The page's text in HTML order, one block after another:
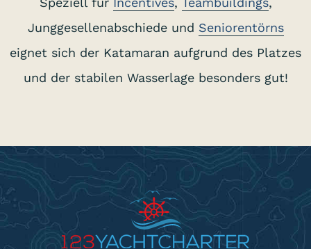
Junggesellenabschiede und Seniorentörns
eignet sich der Katamaran aufgrund des Platzes
und der stabilen Wasserlage besonders gut!